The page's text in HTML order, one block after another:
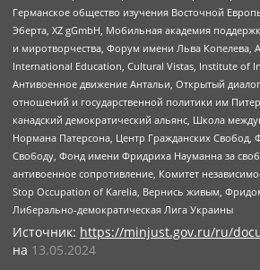
Германское общество изучения Восточной
Эберта, XZ gGmbH, Мобильная академия
и миротворчества, Форум имени Льва Копелева,
International Education, Cultural Vistas, Institute of
Антивоенное движение Антальи, Открытый
отношений и государственной политики им
канадский демократический альянс, Школа
Нормана Патерсона, Центр Гражданских Свобод,
Свободу, Фонд имени Фридриха Науманна за
антивоенное сопротивление, Комитет
Stop Occupation of Karelia, Вернись живым,
Либерально-демократическая Лига Украины
Источник: https://minjust.gov.ru/ru/
на 13.05.2024